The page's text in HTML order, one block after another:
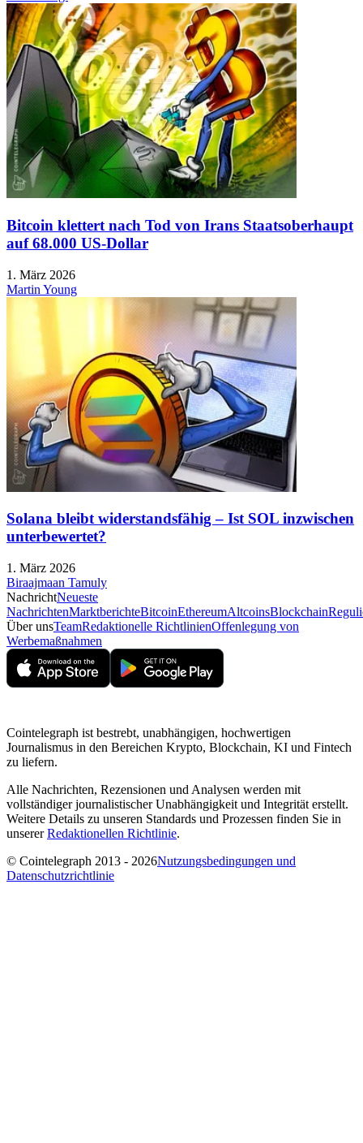
Bitcoin klettert nach Tod von Irans Staatsoberhaupt
auf 68.000 US-Dollar
1. März 2026
Martin Young
Solana bleibt widerstandsfähig – Ist SOL inzwischen
unterbewertet?
1. März 2026
Biraajmaan Tamuly
NachrichtNeueste
NachrichtenMarktberichteBitcoinEthereumAltcoinsBlockchain
Über unsTeamRedaktionelle RichtlinienOffenlegung von
Werbemaßnahmen
Cointelegraph ist bestrebt, unabhängigen, hochwertigen
Journalismus in den Bereichen Krypto, Blockchain, KI und Fintech
zu liefern.
Alle Nachrichten, Rezensionen und Analysen werden mit
vollständiger journalistischer Unabhängigkeit und Integrität erstellt.
Weitere Details zu unseren Standards und Prozessen finden Sie in
unsererRedaktionellen Richtlinie.
© Cointelegraph 2013 - 2026Nutzungsbedingungen und
Datenschutzrichtlinie